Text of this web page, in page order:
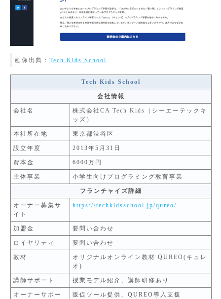
画像出典： Tech Kids School
Tech Kids School
会社情報
会社名
株式会社CA Tech Kids（シーエーテックキ
ッズ）
本社所在地 東京都渋谷区
設立年度 2013年5月31日
資本金 6000万円
主体事業 小学生向けプログラミング教育事業
フランチャイズ詳細
オーナー募集サ
イト
https://techkidsschool.jp/qureo/
加盟金 要問い合わせ
ロイヤリティ 要問い合わせ
教材
オリジナルオンライン教材 QUREO(キュレ
オ)
講師サポート 授業モデル紹介、講師研修あり
オーナーサポー
販促ツール提供、QUREO導入支援